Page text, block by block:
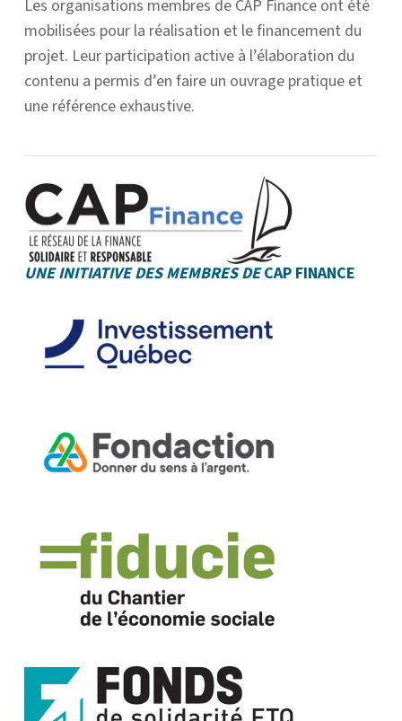
Les organisations membres de CAP Finance ont été
mobilisées pour la réalisation et le financement du
projet. Leur participation active à l’élaboration du
contenu a permis d’en faire un ouvrage pratique et
une référence exhaustive.
UNE INITIATIVE DES MEMBRES DECAP FINANCE